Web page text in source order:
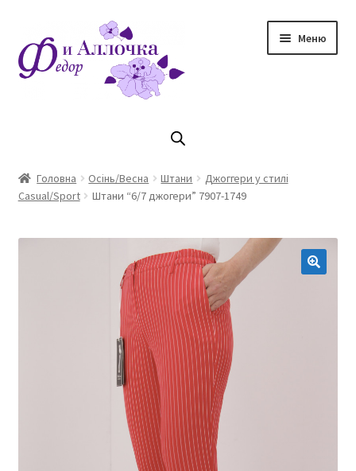
до
навігації
до
контенту
Меню
Магазин
Оплата та доставка
Головна Осінь/Весна Штани
Джоггери у стилі
Casual/Sport
Штани “6/7 джогери” 7907-1749